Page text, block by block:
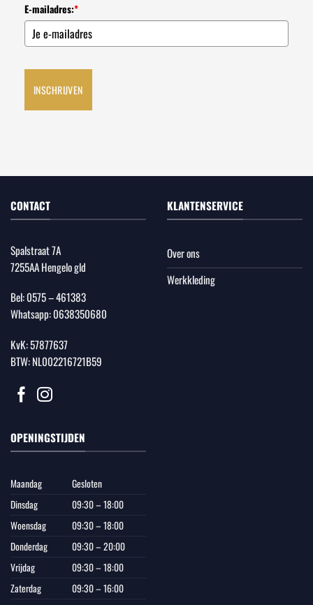
E-mailadres:*
INSCHRIJVEN
CONTACT
Spalstraat 7A
7255AA Hengelo gld
Bel:0575 – 461383
Whatsapp:0638350680
KvK: 57877637
BTW: NL002216721B59
KLANTENSERVICE
Over ons
Werkkleding
OPENINGSTIJDEN
Maandag
Gesloten
Dinsdag
09:30 – 18:00
Woensdag
09:30 – 18:00
Donderdag
09:30 – 20:00
Vrijdag
09:30 – 18:00
Zaterdag
09:30 – 16:00